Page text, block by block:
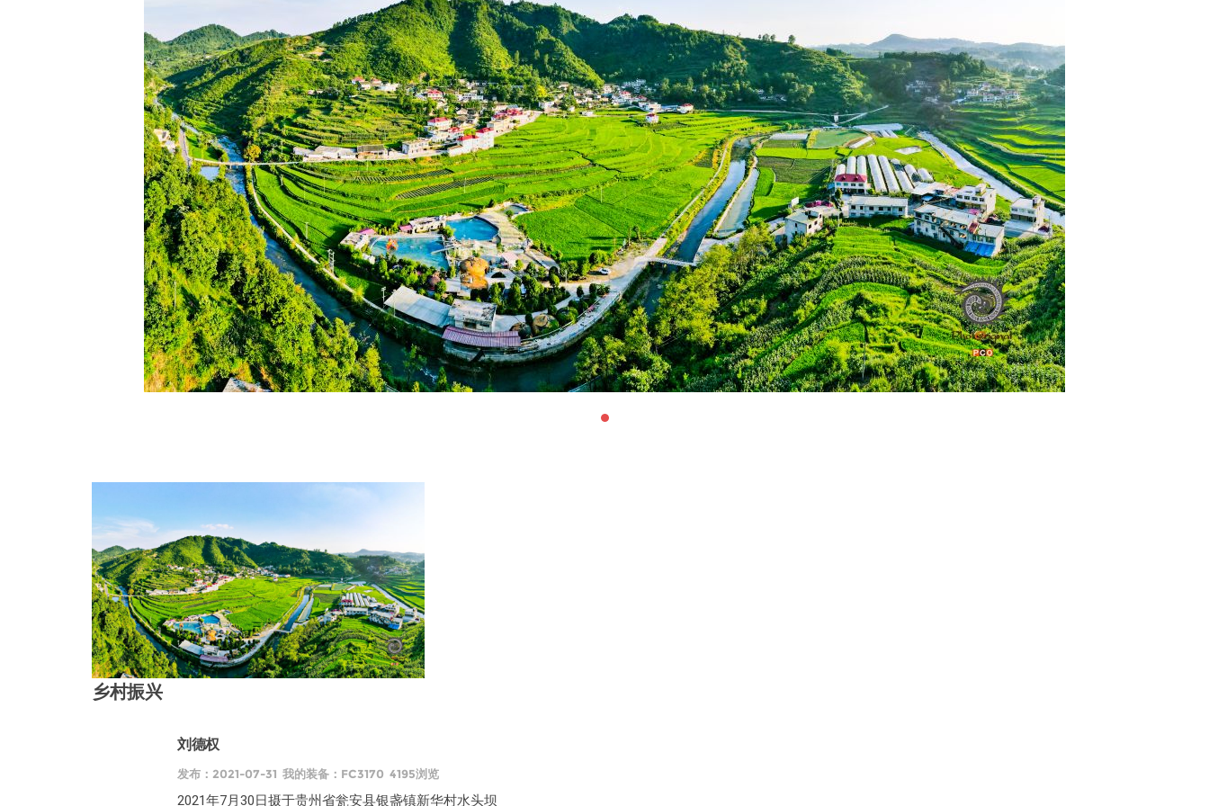
乡村振兴
刘德权
发布：2021-07-31 我的装备：FC3170 4195浏览
2021年7月30日摄于贵州省瓮安县银盏镇新华村水头坝